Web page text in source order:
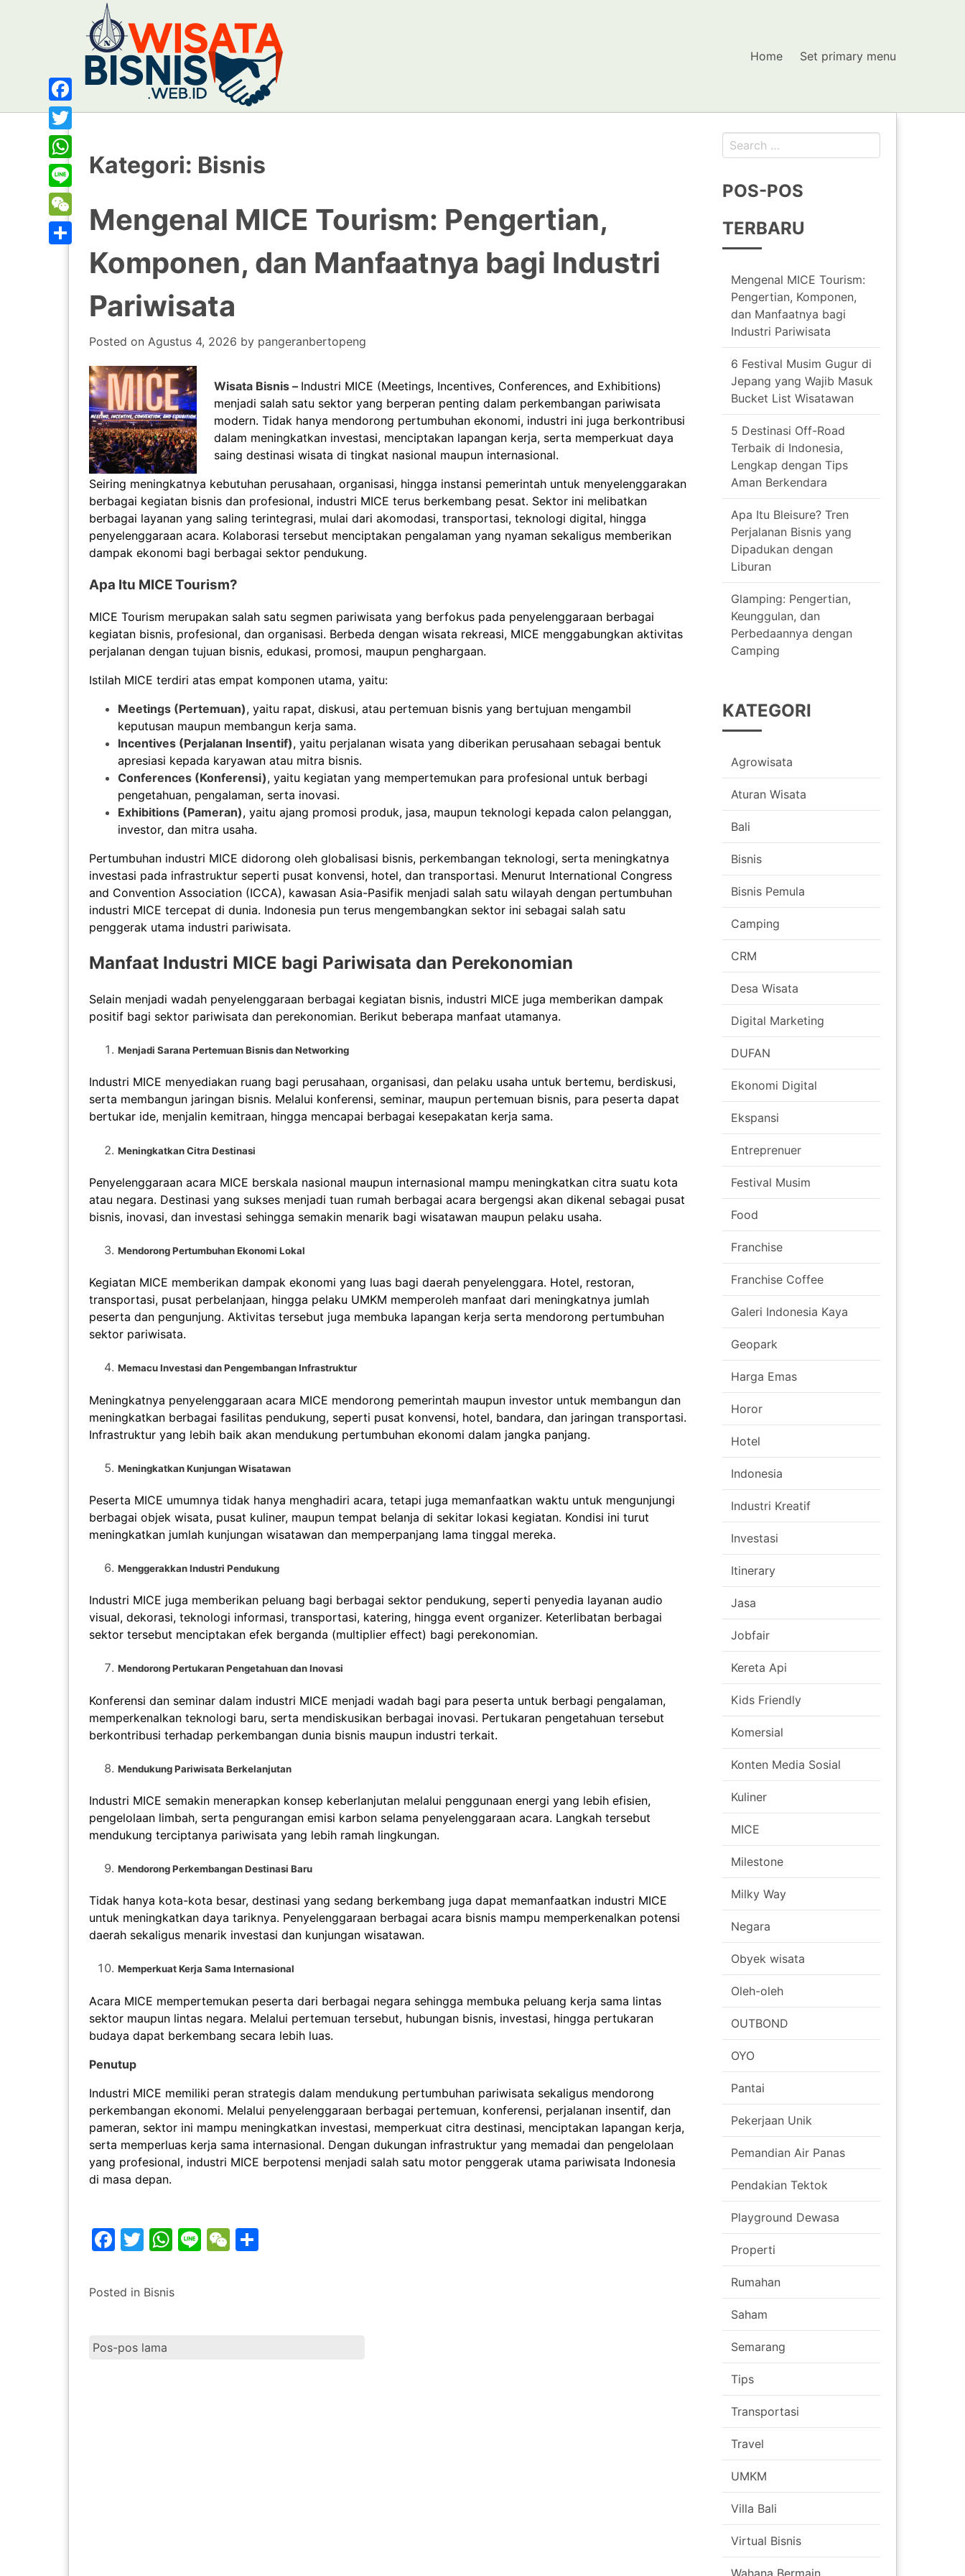
Home Set primary menu
Kategori: Bisnis
Mengenal MICE Tourism: Pengertian,
Komponen, dan Manfaatnya bagi Industri
Pariwisata
Posted on Agustus 4, 2026 by pangeranbertopeng
Wisata Bisnis – Industri MICE (Meetings, Incentives, Conferences, and Exhibitions)
menjadi salah satu sektor yang berperan penting dalam perkembangan pariwisata
modern. Tidak hanya mendorong pertumbuhan ekonomi, industri ini juga berkontribusi
dalam meningkatkan investasi, menciptakan lapangan kerja, serta memperkuat daya
saing destinasi wisata di tingkat nasional maupun internasional.
Seiring meningkatnya kebutuhan perusahaan, organisasi, hingga instansi pemerintah untuk menyelenggarakan
berbagai kegiatan bisnis dan profesional, industri MICE terus berkembang pesat. Sektor ini melibatkan
berbagai layanan yang saling terintegrasi, mulai dari akomodasi, transportasi, teknologi digital, hingga
penyelenggaraan acara. Kolaborasi tersebut menciptakan pengalaman yang nyaman sekaligus memberikan
dampak ekonomi bagi berbagai sektor pendukung.
Apa Itu MICE Tourism?
MICE Tourism merupakan salah satu segmen pariwisata yang berfokus pada penyelenggaraan berbagai
kegiatan bisnis, profesional, dan organisasi. Berbeda dengan wisata rekreasi, MICE menggabungkan aktivitas
perjalanan dengan tujuan bisnis, edukasi, promosi, maupun penghargaan.
Istilah MICE terdiri atas empat komponen utama, yaitu:
Meetings (Pertemuan), yaitu rapat, diskusi, atau pertemuan bisnis yang bertujuan mengambil
keputusan maupun membangun kerja sama.
Incentives (Perjalanan Insentif), yaitu perjalanan wisata yang diberikan perusahaan sebagai bentuk
apresiasi kepada karyawan atau mitra bisnis.
Conferences (Konferensi), yaitu kegiatan yang mempertemukan para profesional untuk berbagi
pengetahuan, pengalaman, serta inovasi.
Exhibitions (Pameran), yaitu ajang promosi produk, jasa, maupun teknologi kepada calon pelanggan,
investor, dan mitra usaha.
Pertumbuhan industri MICE didorong oleh globalisasi bisnis, perkembangan teknologi, serta meningkatnya
investasi pada infrastruktur seperti pusat konvensi, hotel, dan transportasi. Menurut International Congress
and Convention Association (ICCA), kawasan Asia-Pasifik menjadi salah satu wilayah dengan pertumbuhan
industri MICE tercepat di dunia. Indonesia pun terus mengembangkan sektor ini sebagai salah satu
penggerak utama industri pariwisata.
Manfaat Industri MICE bagi Pariwisata dan Perekonomian
Selain menjadi wadah penyelenggaraan berbagai kegiatan bisnis, industri MICE juga memberikan dampak
positif bagi sektor pariwisata dan perekonomian. Berikut beberapa manfaat utamanya.
Menjadi Sarana Pertemuan Bisnis dan Networking
Industri MICE menyediakan ruang bagi perusahaan, organisasi, dan pelaku usaha untuk bertemu, berdiskusi,
serta membangun jaringan bisnis. Melalui konferensi, seminar, maupun pertemuan bisnis, para peserta dapat
bertukar ide, menjalin kemitraan, hingga mencapai berbagai kesepakatan kerja sama.
Meningkatkan Citra Destinasi
Penyelenggaraan acara MICE berskala nasional maupun internasional mampu meningkatkan citra suatu kota
atau negara. Destinasi yang sukses menjadi tuan rumah berbagai acara bergengsi akan dikenal sebagai pusat
bisnis, inovasi, dan investasi sehingga semakin menarik bagi wisatawan maupun pelaku usaha.
Mendorong Pertumbuhan Ekonomi Lokal
Kegiatan MICE memberikan dampak ekonomi yang luas bagi daerah penyelenggara. Hotel, restoran,
transportasi, pusat perbelanjaan, hingga pelaku UMKM memperoleh manfaat dari meningkatnya jumlah
peserta dan pengunjung. Aktivitas tersebut juga membuka lapangan kerja serta mendorong pertumbuhan
sektor pariwisata.
Memacu Investasi dan Pengembangan Infrastruktur
Meningkatnya penyelenggaraan acara MICE mendorong pemerintah maupun investor untuk membangun dan
meningkatkan berbagai fasilitas pendukung, seperti pusat konvensi, hotel, bandara, dan jaringan transportasi.
Infrastruktur yang lebih baik akan mendukung pertumbuhan ekonomi dalam jangka panjang.
Meningkatkan Kunjungan Wisatawan
Peserta MICE umumnya tidak hanya menghadiri acara, tetapi juga memanfaatkan waktu untuk mengunjungi
berbagai objek wisata, pusat kuliner, maupun tempat belanja di sekitar lokasi kegiatan. Kondisi ini turut
meningkatkan jumlah kunjungan wisatawan dan memperpanjang lama tinggal mereka.
Menggerakkan Industri Pendukung
Industri MICE juga memberikan peluang bagi berbagai sektor pendukung, seperti penyedia layanan audio
visual, dekorasi, teknologi informasi, transportasi, katering, hingga event organizer. Keterlibatan berbagai
sektor tersebut menciptakan efek berganda (multiplier effect) bagi perekonomian.
Mendorong Pertukaran Pengetahuan dan Inovasi
Konferensi dan seminar dalam industri MICE menjadi wadah bagi para peserta untuk berbagi pengalaman,
memperkenalkan teknologi baru, serta mendiskusikan berbagai inovasi. Pertukaran pengetahuan tersebut
berkontribusi terhadap perkembangan dunia bisnis maupun industri terkait.
Mendukung Pariwisata Berkelanjutan
Industri MICE semakin menerapkan konsep keberlanjutan melalui penggunaan energi yang lebih efisien,
pengelolaan limbah, serta pengurangan emisi karbon selama penyelenggaraan acara. Langkah tersebut
mendukung terciptanya pariwisata yang lebih ramah lingkungan.
Mendorong Perkembangan Destinasi Baru
Tidak hanya kota-kota besar, destinasi yang sedang berkembang juga dapat memanfaatkan industri MICE
untuk meningkatkan daya tariknya. Penyelenggaraan berbagai acara bisnis mampu memperkenalkan potensi
daerah sekaligus menarik investasi dan kunjungan wisatawan.
Memperkuat Kerja Sama Internasional
Acara MICE mempertemukan peserta dari berbagai negara sehingga membuka peluang kerja sama lintas
sektor maupun lintas negara. Melalui pertemuan tersebut, hubungan bisnis, investasi, hingga pertukaran
budaya dapat berkembang secara lebih luas.
Penutup
Industri MICE memiliki peran strategis dalam mendukung pertumbuhan pariwisata sekaligus mendorong
perkembangan ekonomi. Melalui penyelenggaraan berbagai pertemuan, konferensi, perjalanan insentif, dan
pameran, sektor ini mampu meningkatkan investasi, memperkuat citra destinasi, menciptakan lapangan kerja,
serta memperluas kerja sama internasional. Dengan dukungan infrastruktur yang memadai dan pengelolaan
yang profesional, industri MICE berpotensi menjadi salah satu motor penggerak utama pariwisata Indonesia
di masa depan.
Facebook
Twitter
WhatsApp
LineWeChat
Posted in Bisnis
Navigasi
pos
Pos-pos lama
Facebook
Twitter
WhatsApp
Line
WeChat
POS-POS
TERBARU
Mengenal MICE Tourism:
Pengertian, Komponen,
dan Manfaatnya bagi
Industri Pariwisata
6 Festival Musim Gugur di
Jepang yang Wajib Masuk
Bucket List Wisatawan
5 Destinasi Off-Road
Terbaik di Indonesia,
Lengkap dengan Tips
Aman Berkendara
Apa Itu Bleisure? Tren
Perjalanan Bisnis yang
Dipadukan dengan
Liburan
Glamping: Pengertian,
Keunggulan, dan
Perbedaannya dengan
Camping
KATEGORI
Agrowisata
Aturan Wisata
Bali
Bisnis
Bisnis Pemula
Camping
CRM
Desa Wisata
Digital Marketing
DUFAN
Ekonomi Digital
Ekspansi
Entreprenuer
Festival Musim
Food
Franchise
Franchise Coffee
Galeri Indonesia Kaya
Geopark
Harga Emas
Horor
Hotel
Indonesia
Industri Kreatif
Investasi
Itinerary
Jasa
Jobfair
Kereta Api
Kids Friendly
Komersial
Konten Media Sosial
Kuliner
MICE
Milestone
Milky Way
Negara
Obyek wisata
Oleh-oleh
OUTBOND
OYO
Pantai
Pekerjaan Unik
Pemandian Air Panas
Pendakian Tektok
Playground Dewasa
Properti
Rumahan
Saham
Semarang
Tips
Transportasi
Travel
UMKM
Villa Bali
Virtual Bisnis
Wahana Bermain